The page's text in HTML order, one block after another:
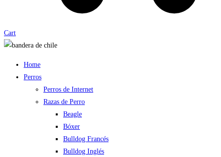
Cart
Home
Perros
Perros de Internet
Razas de Perro
Beagle
Bóxer
Bulldog Francés
Bulldog Inglés